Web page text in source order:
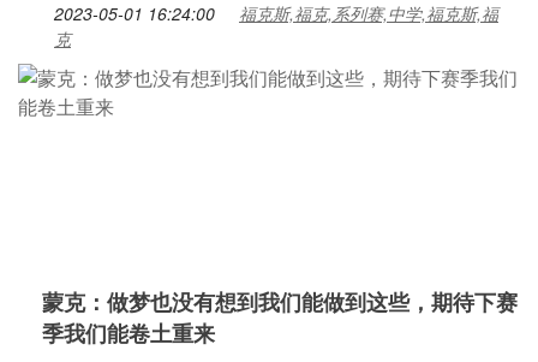
2023-05-01 16:24:00
福克斯,福克,系列赛,中学,福克斯,福
克
蒙克：做梦也没有想到我们能做到这些，期待下赛
季我们能卷土重来